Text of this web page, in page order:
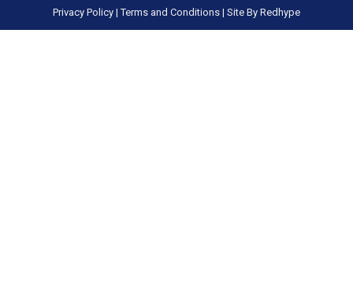
Privacy Policy |Terms and Conditions | Site By Redhype